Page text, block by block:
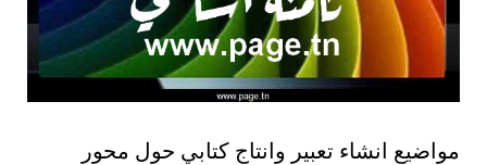
مواضيع انشاء تعبير وانتاج كتابي حول محور